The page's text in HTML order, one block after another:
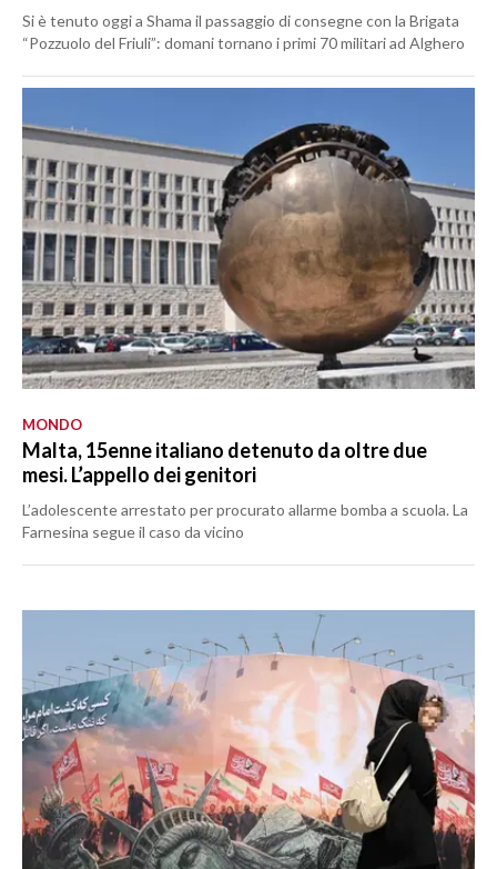
Si è tenuto oggi a Shama il passaggio di consegne con la Brigata
“Pozzuolo del Friuli”: domani tornano i primi 70 militari ad Alghero
MONDO
Malta, 15enne italiano detenuto da oltre due
mesi. L’appello dei genitori
L’adolescente arrestato per procurato allarme bomba a scuola. La
Farnesina segue il caso da vicino